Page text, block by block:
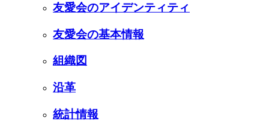
友愛会のアイデンティティ
友愛会の基本情報
組織図
沿革
統計情報